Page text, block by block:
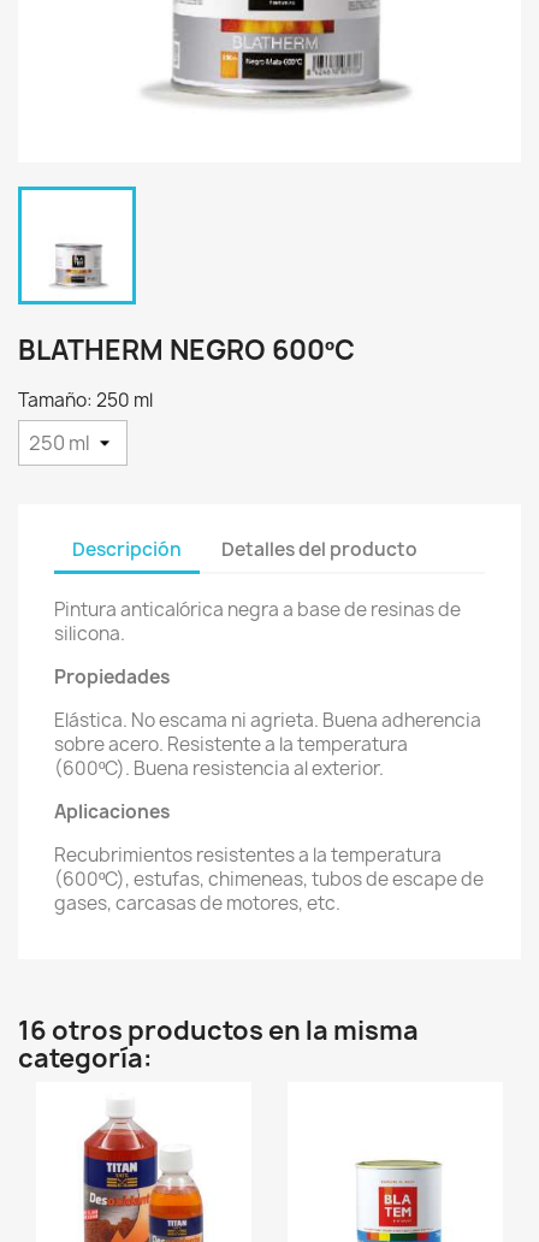
BLATHERM NEGRO 600ºC
Tamaño: 250 ml
Descripción Detalles del producto
Pintura anticalórica negra a base de resinas de
silicona.
Propiedades
Elástica. No escama ni agrieta. Buena adherencia
sobre acero. Resistente a la temperatura
(600ºC). Buena resistencia al exterior.
Aplicaciones
Recubrimientos resistentes a la temperatura
(600ºC), estufas, chimeneas, tubos de escape de
gases, carcasas de motores, etc.
16 otros productos en la misma
categoría: